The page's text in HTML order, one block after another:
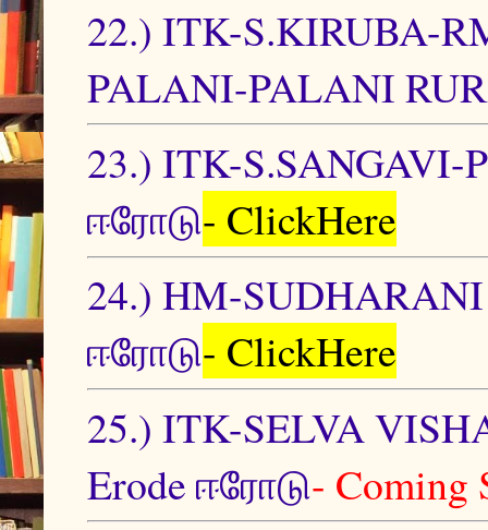
22.) ITK-S.KIRUBA-
PALANI-PALANI
23.) ITK-S.SANGAVI-
ஈரோடு- ClickHere
24.) HM-
ஈரோடு- ClickHere
25.) ITK-SELVA
Erode ஈரோடு- Coming